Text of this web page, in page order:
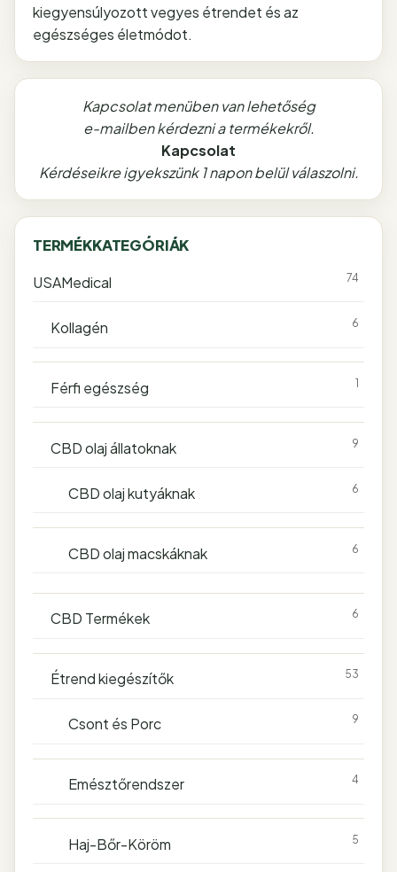
kiegyensúlyozott vegyes étrendet és az
egészséges életmódot.
Kapcsolat menüben van lehetőség
e-mailben kérdezni a termékekről.
Kapcsolat
Kérdéseikre igyekszünk 1 napon belül válaszolni.
TERMÉKKATEGÓRIÁK
USAMedical
74
Kollagén 6
Férfi egészség 1
CBD olaj állatoknak 9
CBD olaj kutyáknak 6
CBD olaj macskáknak 6
CBD Termékek 6
Étrend kiegészítők 53
Csont és Porc 9
Emésztőrendszer 4
Haj-Bőr-Köröm 5